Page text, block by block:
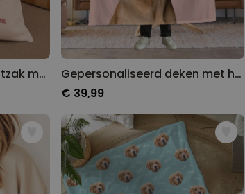
Personaliseerbaar
Gepersonaliseerd houten blok
waar het begon
Meer dan
1.900 keer
gekocht
24,99 €
Gepersonaliseerde kerstzak met illustratie
Gepersonaliseerd deken met huisdier en achtergrond
€ 39,99